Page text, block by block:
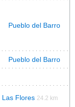
Pueblo del Barro
Pueblo del Barro
Las Flores 24.2 km